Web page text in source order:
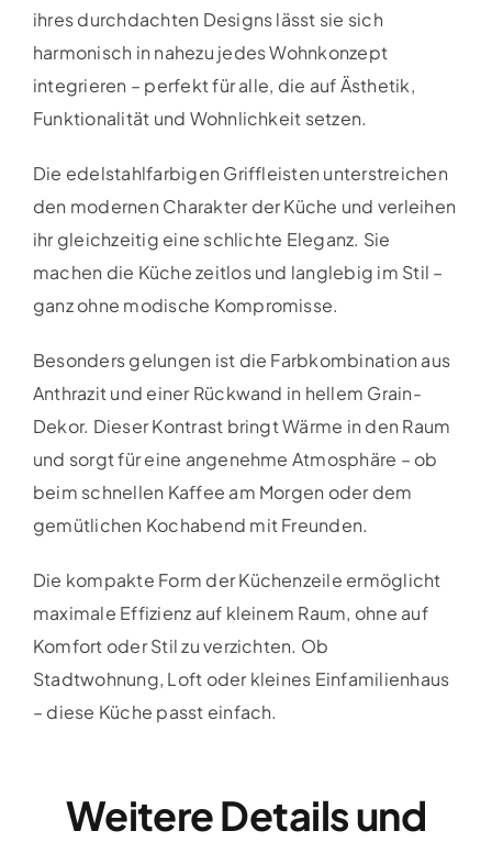
ihres durchdachten Designs lässt sie sich
harmonisch in nahezu jedes Wohnkonzept
integrieren – perfekt für alle, die auf Ästhetik,
Funktionalität und Wohnlichkeit setzen.
Die edelstahlfarbigen Griffleisten unterstreichen
den modernen Charakter der Küche und verleihen
ihr gleichzeitig eine schlichte Eleganz. Sie
machen die Küche zeitlos und langlebig im Stil –
ganz ohne modische Kompromisse.
Besonders gelungen ist die Farbkombination aus
Anthrazit und einer Rückwand in hellem Grain-
Dekor. Dieser Kontrast bringt Wärme in den Raum
und sorgt für eine angenehme Atmosphäre – ob
beim schnellen Kaffee am Morgen oder dem
gemütlichen Kochabend mit Freunden.
Die kompakte Form der Küchenzeile ermöglicht
maximale Effizienz auf kleinem Raum, ohne auf
Komfort oder Stil zu verzichten. Ob
Stadtwohnung, Loft oder kleines Einfamilienhaus
– diese Küche passt einfach.
Weitere Details und